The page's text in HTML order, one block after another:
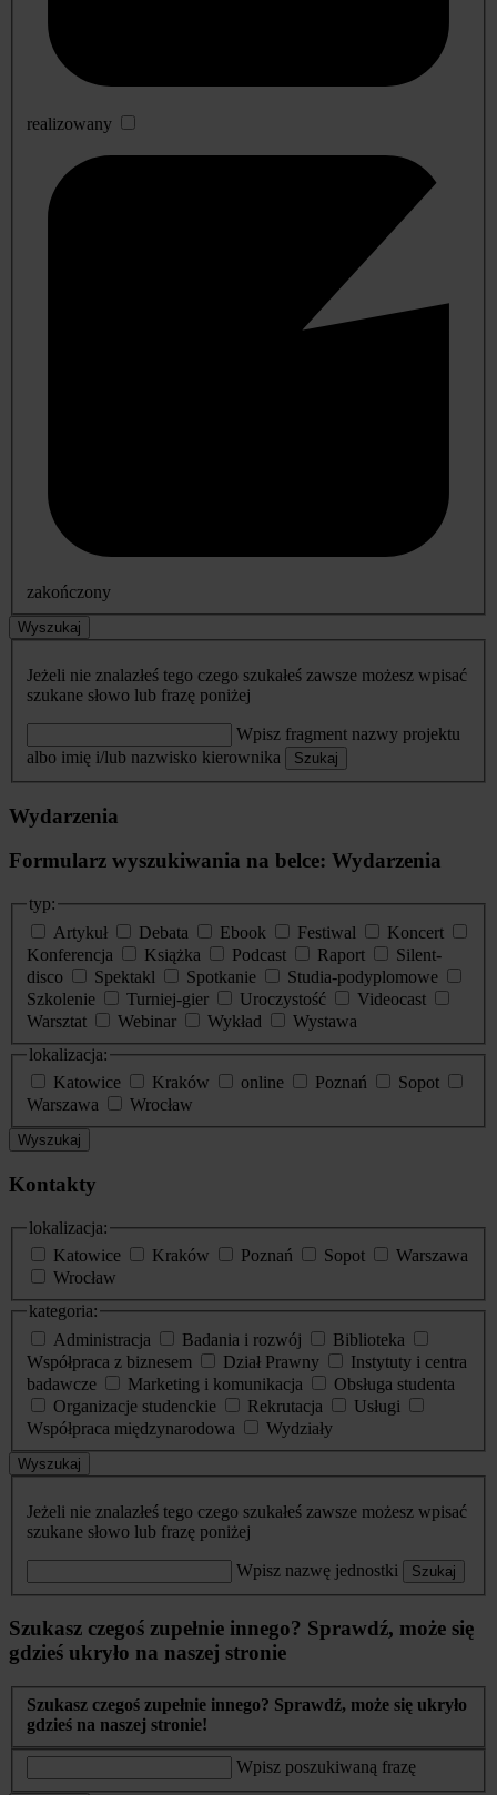
realizowany
zakończony
Wyszukaj
Jeżeli nie znalazłeś tego czego szukałeś zawsze możesz wpisać
szukane słowo lub frazę poniżej
Wpisz fragment nazwy projektu
albo imię i/lub nazwisko kierownika
Szukaj
Wydarzenia
Formularz wyszukiwania na belce: Wydarzenia
typ:
Artykuł
Debata Ebook Festiwal
Koncert
Konferencja
Książka Podcast Raport
Silent-
disco
Spektakl Spotkanie
Studia-podyplomowe
Szkolenie
Turniej-gier Uroczystość
Videocast
Warsztat
Webinar Wykład
Wystawa
lokalizacja:
Katowice
Kraków online Poznań
Sopot
Warszawa
Wrocław
Wyszukaj
Kontakty
lokalizacja:
Katowice
Kraków Poznań Sopot
Warszawa
Wrocław
kategoria:
Administracja
Badania i rozwój
Biblioteka
Współpraca z biznesem
Dział Prawny
Instytuty i centra
badawcze
Marketing i komunikacja
Obsługa studenta
Organizacje studenckie
Rekrutacja
Usługi
Współpraca międzynarodowa
Wydziały
Wyszukaj
Jeżeli nie znalazłeś tego czego szukałeś zawsze możesz wpisać
szukane słowo lub frazę poniżej
Wpisz nazwę jednostki Szukaj
Szukasz czegoś zupełnie innego? Sprawdź, może się
gdzieś ukryło na naszej stronie
Szukasz czegoś zupełnie innego? Sprawdź, może się ukryło
gdzieś na naszej stronie!
Wpisz poszukiwaną frazę